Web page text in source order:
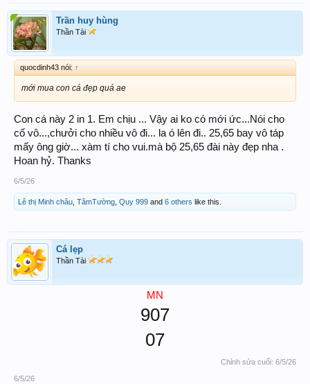
Trần huy hùng
Thần Tài
quocdinh43 nói: ↑
mới mua con cá đẹp quá ae
Con cá này 2 in 1. Em chịu ... Vậy ai ko có mới ức...Nói cho
cố vô...,chưởi cho nhiều vô đi... la ó lên đi.. 25,65 bay vô táp
mấy ông giờ... xàm tí cho vui.mà bộ 25,65 đài này đẹp nha .
Hoan hỷ. Thanks
6/5/26
Lê thị Minh châu TâmTường Quy 999 and 6 others like this.
Cá lẹp
Thần Tài
MN
907
07
Chỉnh sửa cuối: 6/5/26
6/5/26